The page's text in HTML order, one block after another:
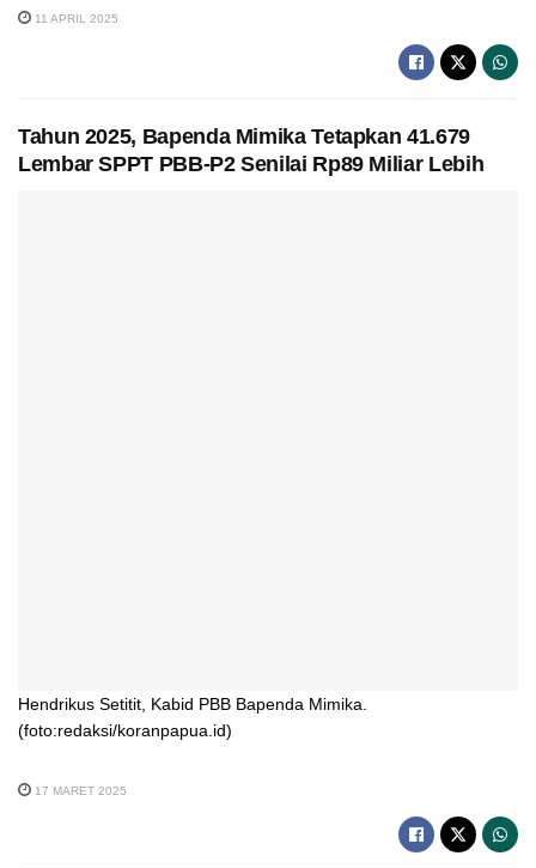
11 APRIL 2025
Tahun 2025, Bapenda Mimika Tetapkan 41.679
Lembar SPPT PBB-P2 Senilai Rp89 Miliar Lebih
Hendrikus Setitit, Kabid PBB Bapenda Mimika.
(foto:redaksi/koranpapua.id)
17 MARET 2025